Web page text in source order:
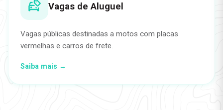
Vagas de Aluguel
Vagas públicas destinadas a motos com placas
vermelhas e carros de frete.
Saiba mais →